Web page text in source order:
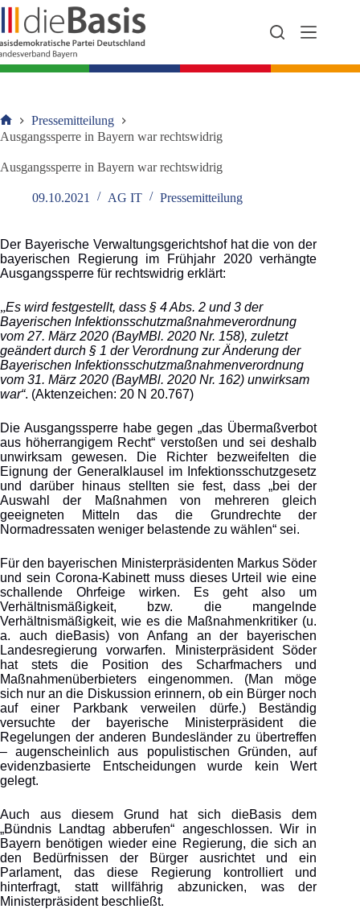
Zum
Inhalt
springen
Startseite
Pressemitteilung
Ausgangssperre in Bayern war rechtswidrig
Ausgangssperre in Bayern war rechtswidrig
09.10.2021 AG IT Pressemitteilung
Der Bayerische Verwaltungsgerichtshof hat die von der
bayerischen Regierung im Frühjahr 2020 verhängte
Ausgangssperre für rechtswidrig erklärt:
„Es wird festgestellt, dass § 4 Abs. 2 und 3 der
Bayerischen Infektionsschutzmaßnahmeverordnung
vom 27. März 2020 (BayMBl. 2020 Nr. 158), zuletzt
geändert durch § 1 der Verordnung zur Änderung der
Bayerischen Infektionsschutzmaßnahmenverordnung
vom 31. März 2020 (BayMBl. 2020 Nr. 162) unwirksam
war“. (Aktenzeichen: 20 N 20.767)
Die Ausgangssperre habe gegen „das Übermaßverbot
aus höherrangigem Recht“ verstoßen und sei deshalb
unwirksam gewesen. Die Richter bezweifelten die
Eignung der Generalklausel im Infektionsschutzgesetz
und darüber hinaus stellten sie fest, dass „bei der
Auswahl der Maßnahmen von mehreren gleich
geeigneten Mitteln das die Grundrechte der
Normadressaten weniger belastende zu wählen“ sei.
Für den bayerischen Ministerpräsidenten Markus Söder
und sein Corona-Kabinett muss dieses Urteil wie eine
schallende Ohrfeige wirken. Es geht also um
Verhältnismäßigkeit, bzw. die mangelnde
Verhältnismäßigkeit, wie es die Maßnahmenkritiker (u.
a. auch dieBasis) von Anfang an der bayerischen
Landesregierung vorwarfen. Ministerpräsident Söder
hat stets die Position des Scharfmachers und
Maßnahmenüberbieters eingenommen. (Man möge
sich nur an die Diskussion erinnern, ob ein Bürger noch
auf einer Parkbank verweilen dürfe.) Beständig
versuchte der bayerische Ministerpräsident die
Regelungen der anderen Bundesländer zu übertreffen
– augenscheinlich aus populistischen Gründen, auf
evidenzbasierte Entscheidungen wurde kein Wert
gelegt.
Auch aus diesem Grund hat sich dieBasis dem
„Bündnis Landtag abberufen“ angeschlossen. Wir in
Bayern benötigen wieder eine Regierung, die sich an
den Bedürfnissen der Bürger ausrichtet und ein
Parlament, das diese Regierung kontrolliert und
hinterfragt, statt willfährig abzunicken, was der
Ministerpräsident beschließt.